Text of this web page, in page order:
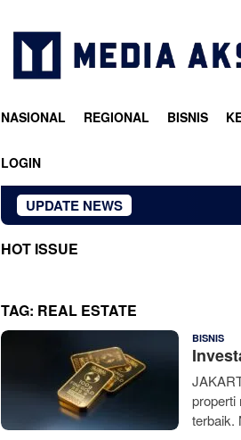
NASIONAL REGIONAL BISNIS
LOGIN
UPDATE NEWS
HOT ISSUE
TAG: REAL ESTATE
BISNIS
properti
terbaik.